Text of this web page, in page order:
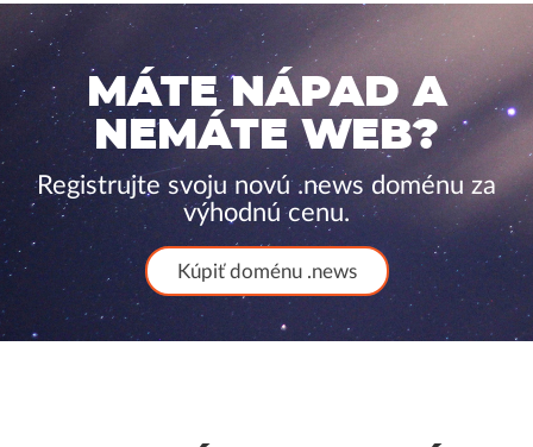
MÁTE NÁPAD A
NEMÁTE WEB?
Registrujte svoju novú .news doménu za
výhodnú cenu.
Kúpiť doménu .news